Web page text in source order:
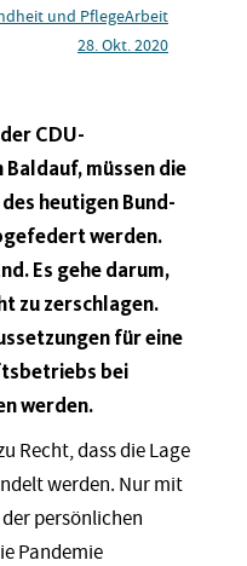
Arbeit
und Pflege
28. Okt. 2020
CDU-
müssen die
heutigen Bund-
werden.
Es gehe darum,
zu zerschlagen.
für eine
bei
werden.
Recht, dass die Lage
werden. Nur mit
persönlichen
Pandemie